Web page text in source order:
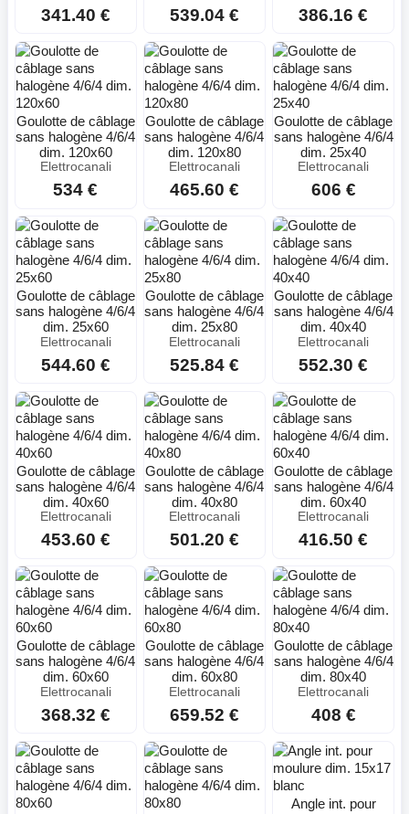
341.40 € 539.04 € 386.16 €
Goulotte de câblage
sans halogène 4/6/4
dim. 120x60
Elettrocanali
534 €
Goulotte de câblage
sans halogène 4/6/4
dim. 120x80
Elettrocanali
465.60 €
Goulotte de câblage
sans halogène 4/6/4
dim. 25x40
Elettrocanali
606 €
Goulotte de câblage
sans halogène 4/6/4
dim. 25x60
Elettrocanali
544.60 €
Goulotte de câblage
sans halogène 4/6/4
dim. 25x80
Elettrocanali
525.84 €
Goulotte de câblage
sans halogène 4/6/4
dim. 40x40
Elettrocanali
552.30 €
Goulotte de câblage
sans halogène 4/6/4
dim. 40x60
Elettrocanali
453.60 €
Goulotte de câblage
sans halogène 4/6/4
dim. 40x80
Elettrocanali
501.20 €
Goulotte de câblage
sans halogène 4/6/4
dim. 60x40
Elettrocanali
416.50 €
Goulotte de câblage
sans halogène 4/6/4
dim. 60x60
Elettrocanali
368.32 €
Goulotte de câblage
sans halogène 4/6/4
dim. 60x80
Elettrocanali
659.52 €
Goulotte de câblage
sans halogène 4/6/4
dim. 80x40
Elettrocanali
408 €
Angle int. pour